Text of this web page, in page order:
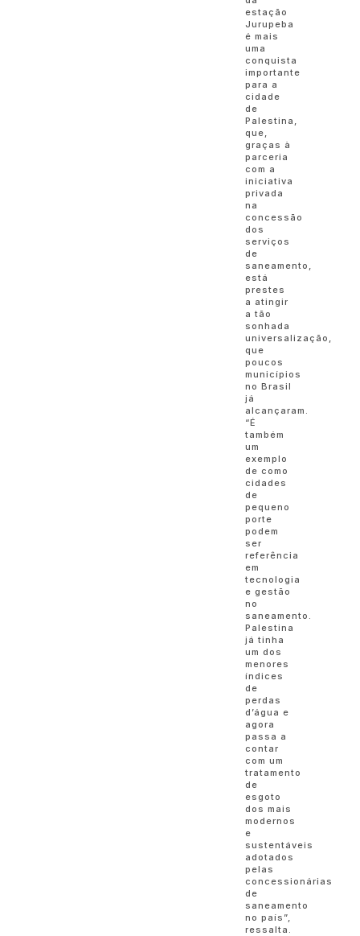
estação
Jurupeba
é mais
uma
conquista
importante
para a
cidade
de
Palestina,
que,
graças à
parceria
com a
iniciativa
privada
na
concessão
dos
serviços
de
saneamento,
está
prestes
a atingir
a tão
sonhada
universalização,
que
poucos
municípios
no Brasil
já
alcançaram.
“É
também
um
exemplo
de como
cidades
de
pequeno
porte
podem
ser
referência
em
tecnologia
e gestão
no
saneamento.
Palestina
já tinha
um dos
menores
índices
de
perdas
d’água e
agora
passa a
contar
com um
tratamento
de
esgoto
dos mais
modernos
e
sustentáveis
adotados
pelas
concessionárias
de
saneamento
no país”,
ressalta.